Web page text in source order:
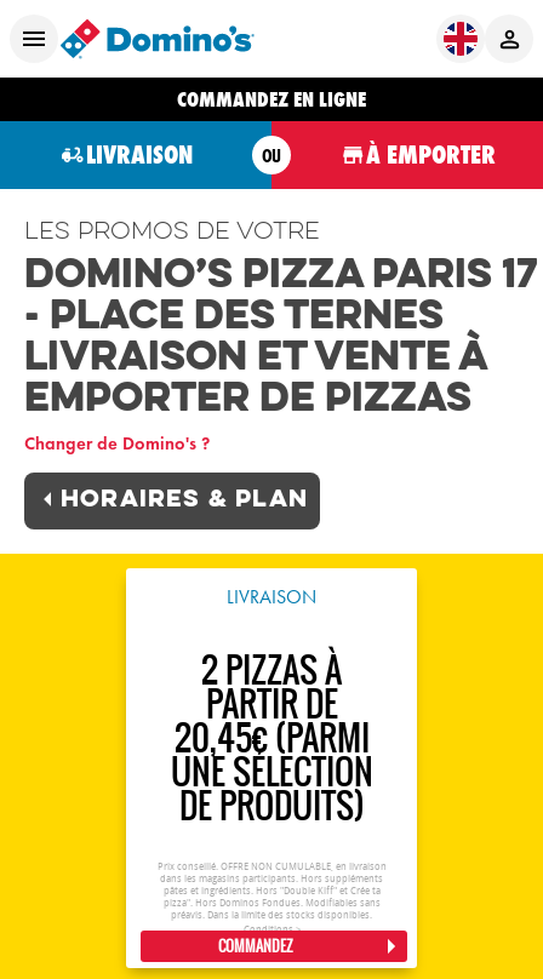
COMMANDEZ EN LIGNE
LIVRAISON OU À EMPORTER
Les promos de votre
Domino’s Pizza Paris 17
- Place des Ternes
Livraison et Vente à
Emporter de Pizzas
Changer de Domino's ?
Horaires & plan
LIVRAISON
2 PIZZAS À
PARTIR DE
20,45€ (PARMI
UNE SÉLECTION
DE PRODUITS)
Prix conseillé. OFFRE NON CUMULABLE, en livraison
dans les magasins participants. Hors suppléments
pâtes et ingrédients. Hors "Double Kiff" et Crée ta
pizza". Hors Dominos Fondues. Modifiables sans
préavis. Dans la limite des stocks disponibles.
Conditions >
COMMANDEZ